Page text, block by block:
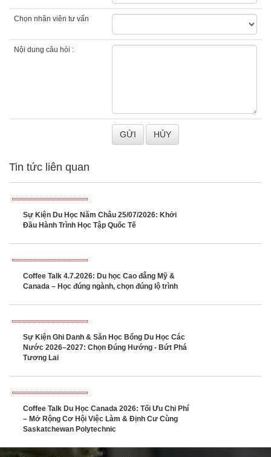
Chọn nhân viên tư vấn
Nội dung câu hỏi :
Tin tức liên quan
Sự Kiện Du Học Năm Châu 25/07/2026: Khởi
Đầu Hành Trình Học Tập Quốc Tế
Coffee Talk 4.7.2026: Du học Cao đẳng Mỹ &
Canada – Học đúng ngành, chọn đúng lộ trình
Sự Kiện Ghi Danh & Săn Học Bổng Du Học Các
Nước 2026–2027: Chọn Đúng Hướng - Bứt Phá
Tương Lai
Coffee Talk Du Học Canada 2026: Tối Ưu Chi Phí
– Mở Rộng Cơ Hội Việc Làm & Định Cư Cùng
Saskatchewan Polytechnic